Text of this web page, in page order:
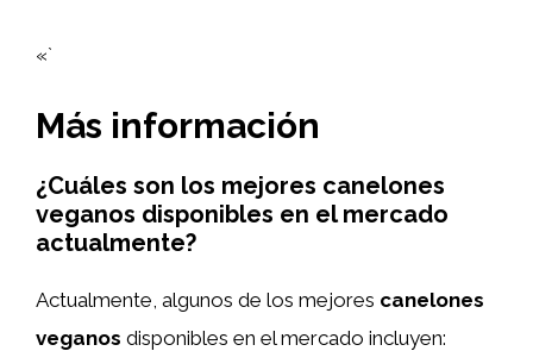
«`
Más información
¿Cuáles son los mejores canelones
veganos disponibles en el mercado
actualmente?
Actualmente, algunos de los mejores canelones
veganos disponibles en el mercado incluyen: